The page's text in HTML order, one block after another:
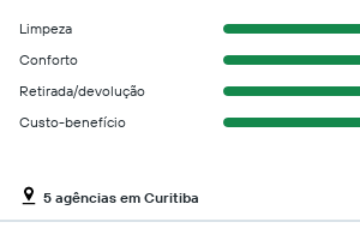
Limpeza
Conforto
Retirada/devolução
Custo-benefício
5 agências em Curitiba